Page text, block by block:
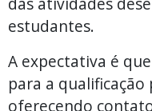
estudantes.
A expectativa é
para a
oferecendo